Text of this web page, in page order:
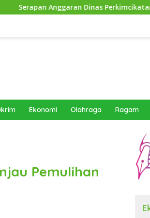
Dinas Perkimcikataru Paling
Ekonomi Olahraga Ragam
Pemulihan